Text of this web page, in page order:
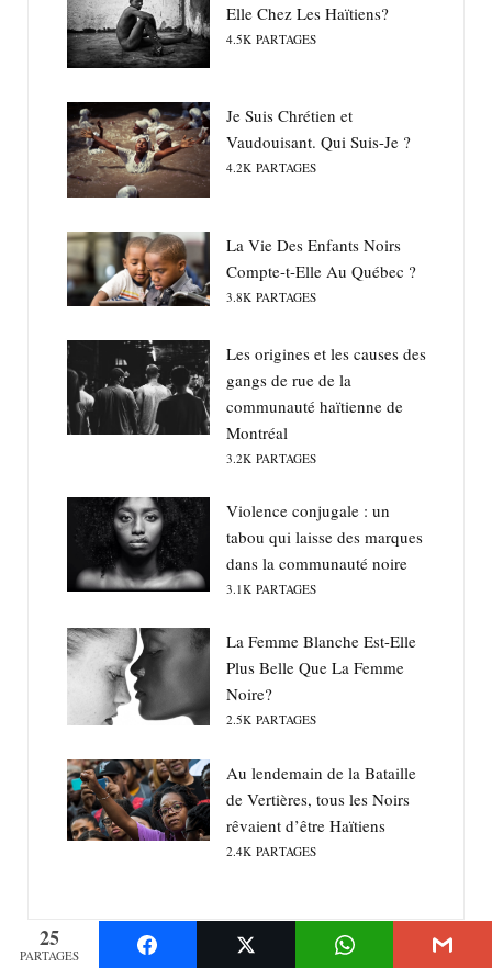
Elle Chez Les Haïtiens?
4.5K PARTAGES
Je Suis Chrétien et
Vaudouisant. Qui Suis-Je ?
4.2K PARTAGES
La Vie Des Enfants Noirs
Compte-t-Elle Au Québec ?
3.8K PARTAGES
Les origines et les causes des
gangs de rue de la
communauté haïtienne de
Montréal
3.2K PARTAGES
Violence conjugale : un
tabou qui laisse des marques
dans la communauté noire
3.1K PARTAGES
La Femme Blanche Est-Elle
Plus Belle Que La Femme
Noire?
2.5K PARTAGES
Au lendemain de la Bataille
de Vertières, tous les Noirs
rêvaient d’être Haïtiens
2.4K PARTAGES
25
PARTAGES